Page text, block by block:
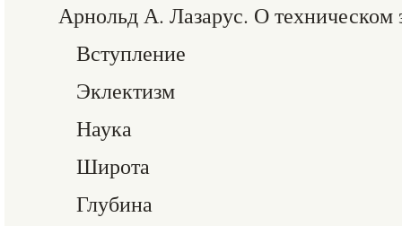
Арнольд А. Лазарус. О техническом
Вступление
Эклектизм
Наука
Широта
Глубина